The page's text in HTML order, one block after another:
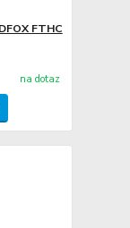
FTHC
na dotaz